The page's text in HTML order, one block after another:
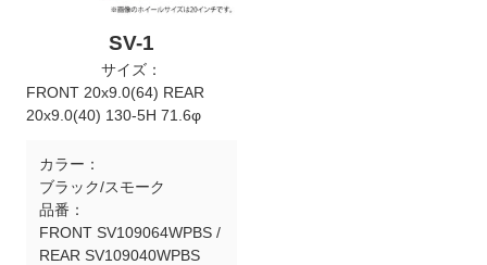
SV-1
サイズ：
FRONT 20x9.0(64) REAR
20x9.0(40) 130-5H 71.6φ
カラー：
ブラック/スモーク
品番：
FRONT SV109064WPBS /
REAR SV109040WPBS